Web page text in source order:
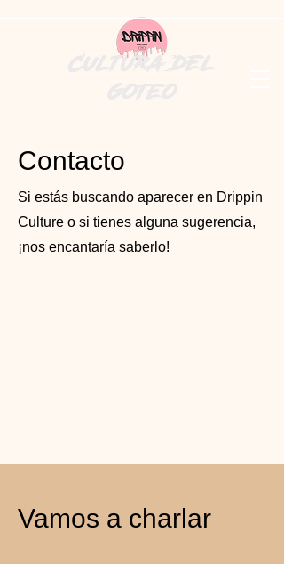
Cultura del
Contacto
Si estás buscando aparecer en Drippin
Culture o si tienes alguna sugerencia,
¡nos encantaría saberlo!
Vamos a charlar